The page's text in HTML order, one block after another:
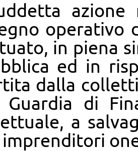
azione
operativo
in piena
ed in
dalla
Guardia di
a